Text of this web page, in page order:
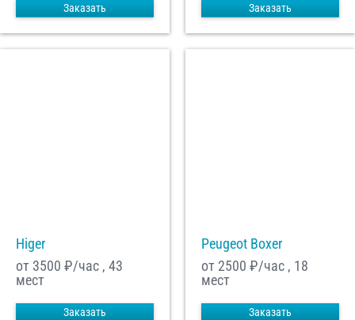
Заказать Заказать
Higer
от 3500 ₽/час , 43
мест
Заказать
Peugeot Boxer
от 2500 ₽/час , 18
мест
Заказать